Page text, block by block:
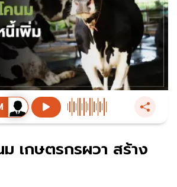
ม เกษตรกรผวา สร้าง